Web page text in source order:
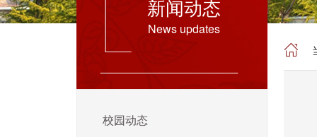
新闻动态
News updates
校园动态